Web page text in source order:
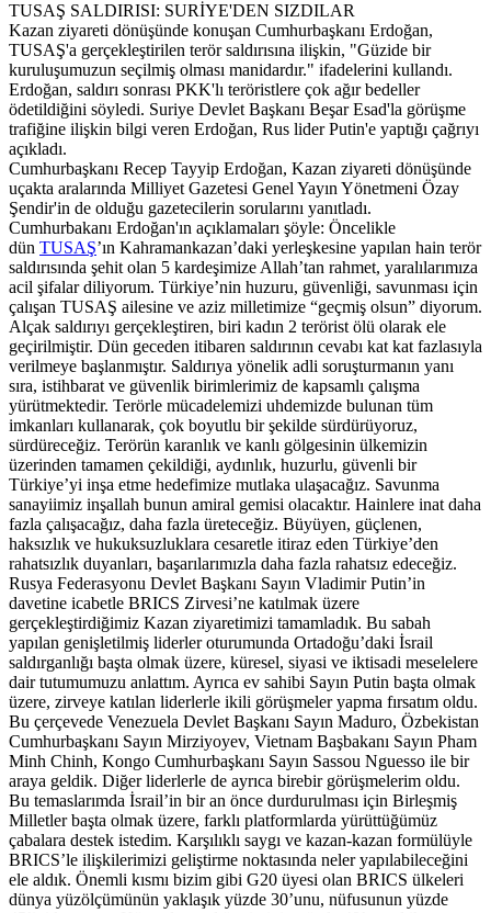
TUSAŞ SALDIRISI: SURİYE'DEN SIZDILAR
Kazan ziyareti dönüşünde konuşan Cumhurbaşkanı Erdoğan,
TUSAŞ'a gerçekleştirilen terör saldırısına ilişkin, "Güzide bir
kuruluşumuzun seçilmiş olması manidardır." ifadelerini kullandı.
Erdoğan, saldırı sonrası PKK'lı teröristlere çok ağır bedeller
ödetildiğini söyledi. Suriye Devlet Başkanı Beşar Esad'la görüşme
trafiğine ilişkin bilgi veren Erdoğan, Rus lider Putin'e yaptığı çağrıyı
açıkladı.
Cumhurbaşkanı Recep Tayyip Erdoğan, Kazan ziyareti dönüşünde
uçakta aralarında Milliyet Gazetesi Genel Yayın Yönetmeni Özay
Şendir'in de olduğu gazetecilerin sorularını yanıtladı.
Cumhurbakanı Erdoğan'ın açıklamaları şöyle: Öncelikle
dün TUSAŞ’ın Kahramankazan’daki yerleşkesine yapılan hain terör
saldırısında şehit olan 5 kardeşimize Allah’tan rahmet, yaralılarımıza
acil şifalar diliyorum. Türkiye’nin huzuru, güvenliği, savunması için
çalışan TUSAŞ ailesine ve aziz milletimize “geçmiş olsun” diyorum.
Alçak saldırıyı gerçekleştiren, biri kadın 2 terörist ölü olarak ele
geçirilmiştir. Dün geceden itibaren saldırının cevabı kat kat fazlasıyla
verilmeye başlanmıştır. Saldırıya yönelik adli soruşturmanın yanı
sıra, istihbarat ve güvenlik birimlerimiz de kapsamlı çalışma
yürütmektedir. Terörle mücadelemizi uhdemizde bulunan tüm
imkanları kullanarak, çok boyutlu bir şekilde sürdürüyoruz,
sürdüreceğiz. Terörün karanlık ve kanlı gölgesinin ülkemizin
üzerinden tamamen çekildiği, aydınlık, huzurlu, güvenli bir
Türkiye’yi inşa etme hedefimize mutlaka ulaşacağız. Savunma
sanayiimiz inşallah bunun amiral gemisi olacaktır. Hainlere inat daha
fazla çalışacağız, daha fazla üreteceğiz. Büyüyen, güçlenen,
haksızlık ve hukuksuzluklara cesaretle itiraz eden Türkiye’den
rahatsızlık duyanları, başarılarımızla daha fazla rahatsız edeceğiz.
Rusya Federasyonu Devlet Başkanı Sayın Vladimir Putin’in
davetine icabetle BRICS Zirvesi’ne katılmak üzere
gerçekleştirdiğimiz Kazan ziyaretimizi tamamladık. Bu sabah
yapılan genişletilmiş liderler oturumunda Ortadoğu’daki İsrail
saldırganlığı başta olmak üzere, küresel, siyasi ve iktisadi meselelere
dair tutumumuzu anlattım. Ayrıca ev sahibi Sayın Putin başta olmak
üzere, zirveye katılan liderlerle ikili görüşmeler yapma fırsatım oldu.
Bu çerçevede Venezuela Devlet Başkanı Sayın Maduro, Özbekistan
Cumhurbaşkanı Sayın Mirziyoyev, Vietnam Başbakanı Sayın Pham
Minh Chinh, Kongo Cumhurbaşkanı Sayın Sassou Nguesso ile bir
araya geldik. Diğer liderlerle de ayrıca birebir görüşmelerim oldu.
Bu temaslarımda İsrail’in bir an önce durdurulması için Birleşmiş
Milletler başta olmak üzere, farklı platformlarda yürüttüğümüz
çabalara destek istedim. Karşılıklı saygı ve kazan-kazan formülüyle
BRICS’le ilişkilerimizi geliştirme noktasında neler yapılabileceğini
ele aldık. Önemli kısmı bizim gibi G20 üyesi olan BRICS ülkeleri
dünya yüzölçümünün yaklaşık yüzde 30’unu, nüfusunun yüzde